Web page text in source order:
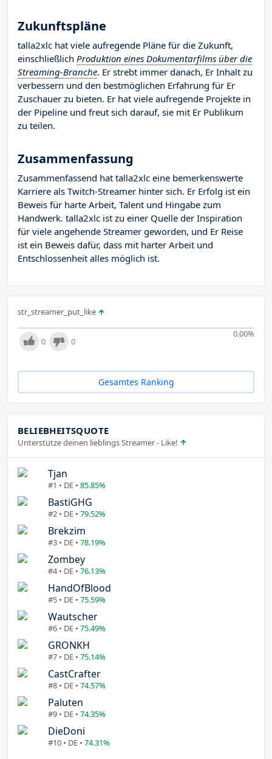
Zukunftspläne
talla2xlc hat viele aufregende Pläne für die Zukunft,
einschließlich Produktion eines Dokumentarfilms über die
Streaming-Branche. Er strebt immer danach, Er Inhalt zu
verbessern und den bestmöglichen Erfahrung für Er
Zuschauer zu bieten. Er hat viele aufregende Projekte in
der Pipeline und freut sich darauf, sie mit Er Publikum
zu teilen.
Zusammenfassung
Zusammenfassend hat talla2xlc eine bemerkenswerte
Karriere als Twitch-Streamer hinter sich. Er Erfolg ist ein
Beweis für harte Arbeit, Talent und Hingabe zum
Handwerk. talla2xlc ist zu einer Quelle der Inspiration
für viele angehende Streamer geworden, und Er Reise
ist ein Beweis dafür, dass mit harter Arbeit und
Entschlossenheit alles möglich ist.
str_streamer_put_like
0.00%
0 0
Gesamtes Ranking
BELIEBHEITSQUOTE
Unterstütze deinen lieblings Streamer - Like!
Tjan
#1 • DE • 85.85%
BastiGHG
#2 • DE • 79.52%
Brekzim
#3 • DE • 78.19%
Zombey
#4 • DE • 76.13%
HandOfBlood
#5 • DE • 75.59%
Wautscher
#6 • DE • 75.49%
GRONKH
#7 • DE • 75.14%
CastCrafter
#8 • DE • 74.57%
Paluten
#9 • DE • 74.35%
DieDoni
#10 • DE • 74.31%